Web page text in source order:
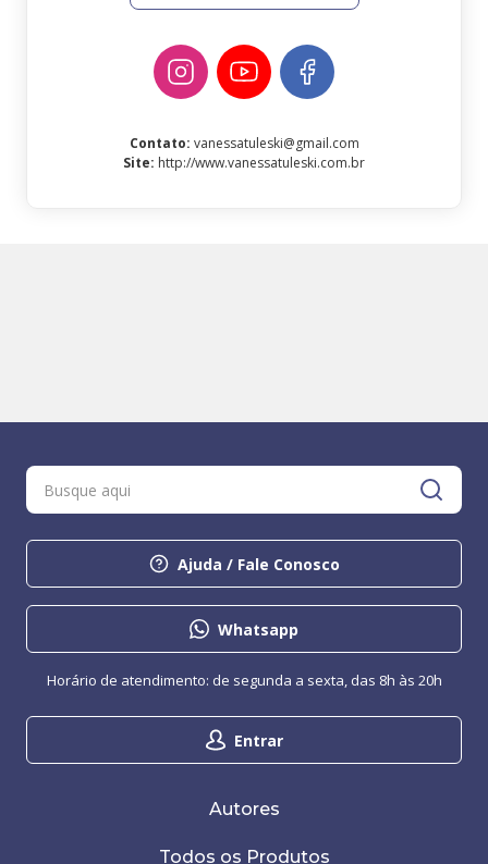
Contato: vanessatuleski@gmail.com
Site: http://www.vanessatuleski.com.br
Ajuda / Fale Conosco
Whatsapp
Entrar
Horário de atendimento: de segunda a sexta, das 8h às 20h
Autores
Todos os Produtos